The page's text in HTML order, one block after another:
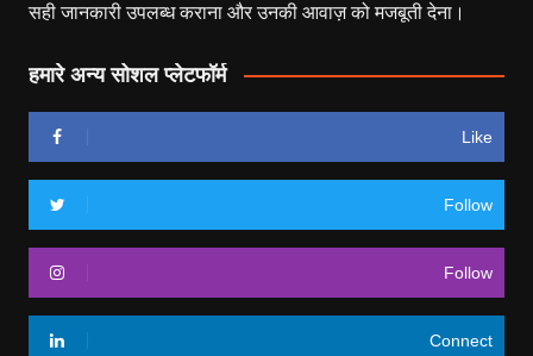
सही जानकारी उपलब्ध कराना और उनकी आवाज़ को मजबूती देना।
हमारे अन्य सोशल प्लेटफॉर्म
Like
Follow
Follow
Connect